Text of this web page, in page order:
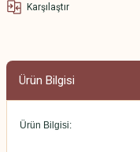
Karşılaştır
Ürün Bilgisi
Ürün Bilgisi: